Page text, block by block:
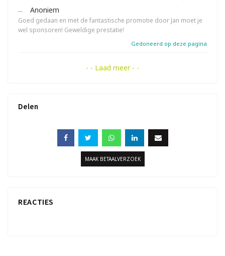
... Anoniem
Goed gedaan en met de fantastische promotie door Jan moet je
wel sponsoren! Geweldige prestatie!
Gedoneerd op deze pagina
- - Laad meer - -
Delen
MAAK BETAALVERZOEK
REACTIES